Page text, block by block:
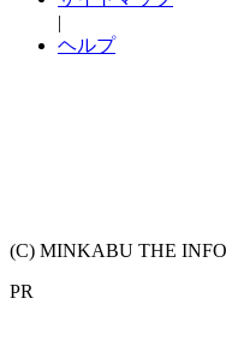
|
ヘルプ
(C) MINKABU THE
PR